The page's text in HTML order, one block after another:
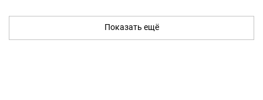
Показать ещё